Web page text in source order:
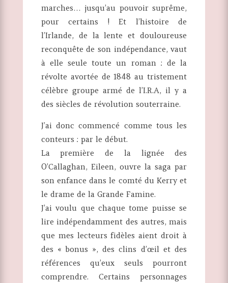
marches… jusqu’au pouvoir suprême,
pour certains ! Et l’histoire de
l’Irlande, de la lente et douloureuse
reconquête de son indépendance, vaut
à elle seule toute un roman : de la
révolte avortée de 1848 au tristement
célèbre groupe armé de l’I.R.A, il y a
des siècles de révolution souterraine.
J’ai donc commencé comme tous les
conteurs : par le début.
La première de la lignée des
O’Callaghan, Eileen, ouvre la saga par
son enfance dans le comté du Kerry et
le drame de la Grande Famine.
J’ai voulu que chaque tome puisse se
lire indépendamment des autres, mais
que mes lecteurs fidèles aient droit à
des « bonus », des clins d’œil et des
références qu’eux seuls pourront
comprendre. Certains personnages